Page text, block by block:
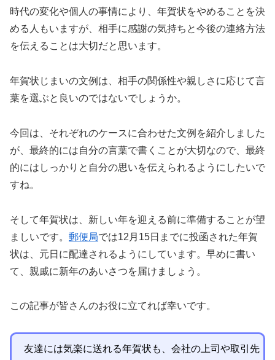
時代の変化や個人の事情により、年賀状をやめることを決
める人もいますが、相手に感謝の気持ちと今後の連絡方法
を伝えることは大切だと思います。
年賀状じまいの文例は、相手の関係性や親しさに応じて言
葉を選ぶと良いのではないでしょうか。
今回は、それぞれのケースに合わせた文例を紹介しました
が、最終的には自分の言葉で書くことが大切なので、最終
的にはしっかりと自分の思いを伝えられるようにしたいで
すね。
そして年賀状は、新しい年を迎える前に準備することが望
ましいです。 郵便局では12月15日までに投函された年賀
状は、元日に配達されるようにしています。早めに書い
て、親戚に新年のあいさつを届けましょう。
この記事が皆さんのお役に立てれば幸いです。
友達には気楽に送れる年賀状も、会社の上司や取引先